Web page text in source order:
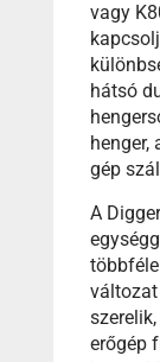
vagy
hátsó
gép
A
változat
erőgép